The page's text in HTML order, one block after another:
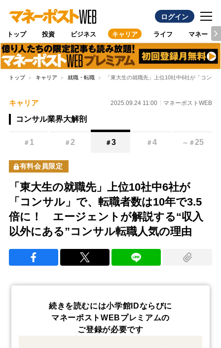
ログイン
トップ 投資 ビジネス キャリア ライフ マネー
トップ キャリア 就職・転職 「東大生の就職先」上位10社中6社が「コン
キャリア 2025.09.24 11:00 マネーポストWEB
コンサル業界大解剖
＃ 1 ＃2 ＃3 ＃4 ～ ＃25
有料会員限定
「東大生の就職先」上位10社中6社が
「コンサル」で、転職者数は10年で3.5
倍に！ エージェントが解説する“収入
以外にある”コンサル転職人気の理由
続きを読むには小学館IDならびに
マネーポストWEBプレミアムの
ご登録が必要です